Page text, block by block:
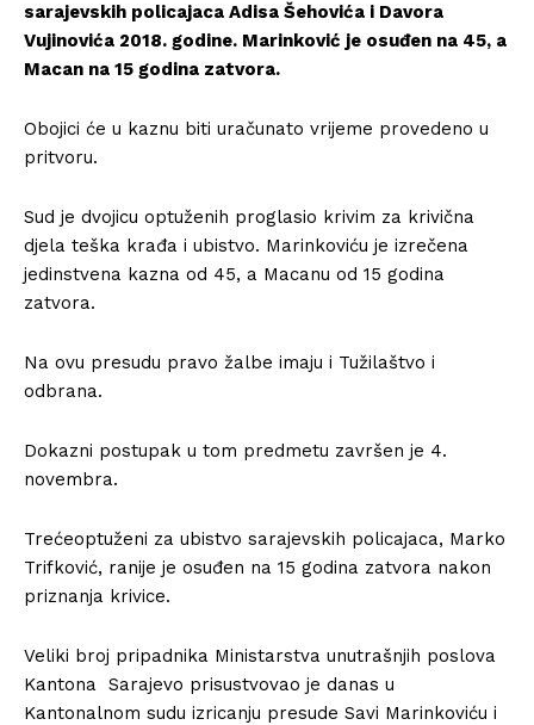
sarajevskih policajaca Adisa Šehovića i Davora
Vujinovića 2018. godine. Marinković je osuđen na 45, a
Macan na 15 godina zatvora.
Obojici će u kaznu biti uračunato vrijeme provedeno u
pritvoru.
Sud je dvojicu optuženih proglasio krivim za krivična
djela teška krađa i ubistvo. Marinkoviću je izrečena
jedinstvena kazna od 45, a Macanu od 15 godina
zatvora.
Na ovu presudu pravo žalbe imaju i Tužilaštvo i
odbrana.
Dokazni postupak u tom predmetu završen je 4.
novembra.
Trećeoptuženi za ubistvo sarajevskih policajaca, Marko
Trifković, ranije je osuđen na 15 godina zatvora nakon
priznanja krivice.
Veliki broj pripadnika Ministarstva unutrašnjih poslova
Kantona Sarajevo prisustvovao je danas u
Kantonalnom sudu izricanju presude Savi Marinkoviću i